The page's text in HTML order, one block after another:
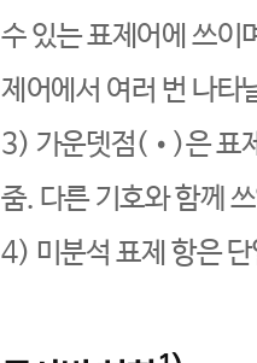
수 있는 표제어에 쓰이
제어에서 여러 번 나타
3) 가운뎃점(•)은 표
줌. 다른 기호와 함께
4) 미분석 표제 항은